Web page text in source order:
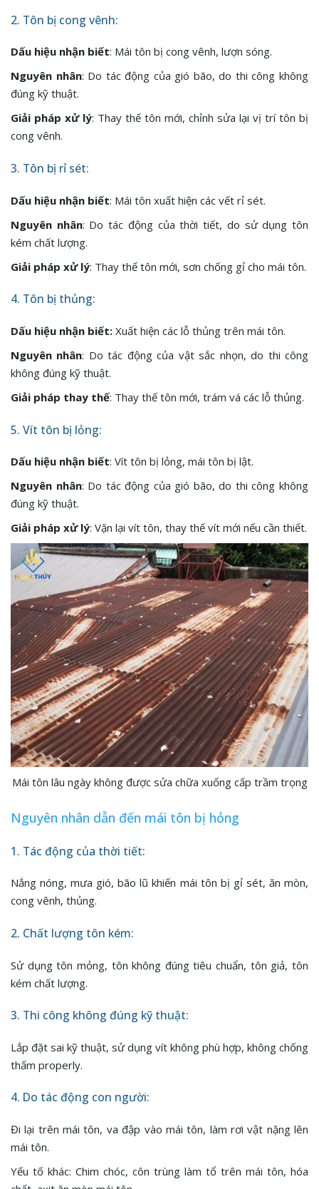
2. Tôn bị cong vênh:
Dấu hiệu nhận biết: Mái tôn bị cong vênh, lượn sóng.
Nguyên nhân: Do tác động của gió bão, do thi công không
đúng kỹ thuật.
Giải pháp xử lý: Thay thế tôn mới, chỉnh sửa lại vị trí tôn bị
cong vênh.
3. Tôn bị rỉ sét:
Dấu hiệu nhận biết: Mái tôn xuất hiện các vết rỉ sét.
Nguyên nhân: Do tác động của thời tiết, do sử dụng tôn
kém chất lượng.
Giải pháp xử lý: Thay thế tôn mới, sơn chống gỉ cho mái tôn.
4. Tôn bị thủng:
Dấu hiệu nhận biết: Xuất hiện các lỗ thủng trên mái tôn.
Nguyên nhân: Do tác động của vật sắc nhọn, do thi công
không đúng kỹ thuật.
Giải pháp thay thế: Thay thế tôn mới, trám vá các lỗ thủng.
5. Vít tôn bị lỏng:
Dấu hiệu nhận biết: Vít tôn bị lỏng, mái tôn bị lật.
Nguyên nhân: Do tác động của gió bão, do thi công không
đúng kỹ thuật.
Giải pháp xử lý: Vặn lại vít tôn, thay thế vít mới nếu cần thiết.
Mái tôn lâu ngày không được sửa chữa xuống cấp trầm trọng
Nguyên nhân dẫn đến mái tôn bị hỏng
1. Tác động của thời tiết:
Nắng nóng, mưa gió, bão lũ khiến mái tôn bị gỉ sét, ăn mòn,
cong vênh, thủng.
2. Chất lượng tôn kém:
Sử dụng tôn mỏng, tôn không đúng tiêu chuẩn, tôn giả, tôn
kém chất lượng.
3. Thi công không đúng kỹ thuật:
Lắp đặt sai kỹ thuật, sử dụng vít không phù hợp, không chống
thấm properly.
4. Do tác động con người:
Đi lại trên mái tôn, va đập vào mái tôn, làm rơi vật nặng lên
mái tôn.
Yếu tố khác: Chim chóc, côn trùng làm tổ trên mái tôn, hóa